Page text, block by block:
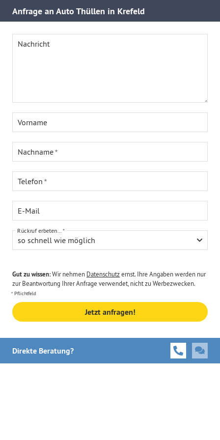
Anfrage an Auto Thüllen in Krefeld
Nachricht
Vorname
Nachname
Telefon
E-Mail
so schnell wie möglich
Rückruf erbeten...
Gut zu wissen:Wir nehmen Datenschutzernst. Ihre Angaben werden nur
zur Beantwortung Ihrer Anfrage verwendet, nicht zu Werbezwecken.
Pflichtfeld
Jetzt anfragen!
Direkte Beratung?